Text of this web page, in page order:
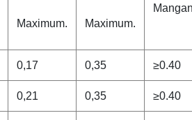
Maximum. Maximum.
Mangan
0,17 0,35 ≥0.40
0,21 0,35 ≥0.40